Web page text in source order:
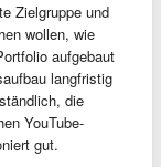
Zielgruppe und
wollen, wie
aufgebaut
langfristig
die
YouTube-
gut.